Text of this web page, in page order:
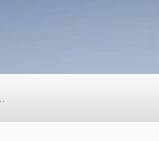
日本SMC真空压力开关的中文资料